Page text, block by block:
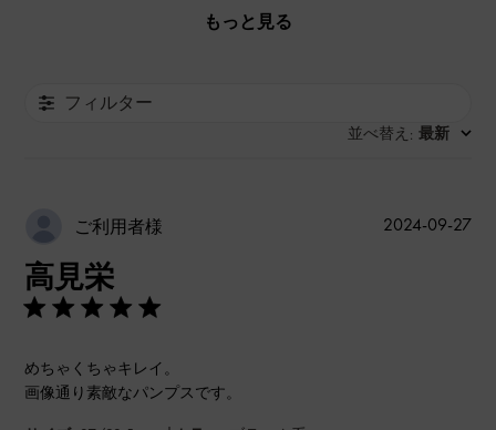
もっと見る
フィルター
並べ替え : 最新
ご利用者様
高見栄
めちゃくちゃキレイ。
画像通り素敵なパンプスです。
公
2024-09-27